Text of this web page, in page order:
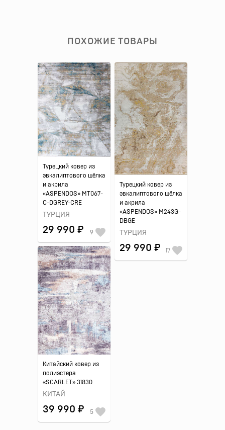
ПОХОЖИЕ ТОВАРЫ
Турецкий ковер из
эвкалиптового шёлка
и акрила
«ASPENDOS» MT067-
C-DGREY-CRE
ТУРЦИЯ
29 990 ₽ 9
Турецкий ковер из
эвкалиптового шёлка
и акрила
«ASPENDOS» M243G-
DBGE
ТУРЦИЯ
29 990 ₽ 17
Китайский ковер из
полиэстера
«SCARLET» 31830
КИТАЙ
39 990 ₽ 5